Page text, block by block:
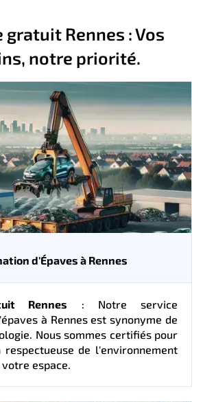
gratuit Rennes : Vos
notre priorité.
d'Épaves à Rennes
Rennes : Notre service
à Rennes est synonyme de
Nous sommes certifiés pour
respectueuse de l'environnement
espace.